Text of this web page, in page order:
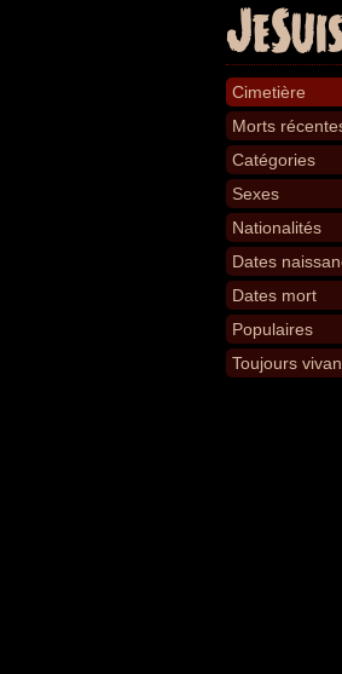
Cimetière
Morts
Catégories
Sexes
Nationalités
Dates
Dates mort
Populaires
Toujours